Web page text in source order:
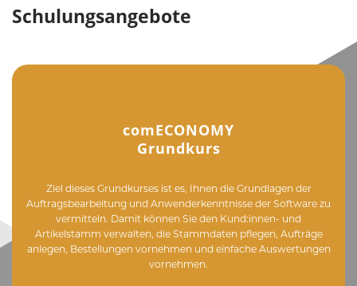
Schulungsangebote
comECONOMY
Grundkurs
Ziel dieses Grundkurses ist es, Ihnen die Grundlagen der
Auftragsbearbeitung und Anwenderkenntnisse der Software zu
vermitteln. Damit können Sie den Kund:innen- und
Artikelstamm verwalten, die Stammdaten pflegen, Aufträge
anlegen, Bestellungen vornehmen und einfache Auswertungen
vornehmen.